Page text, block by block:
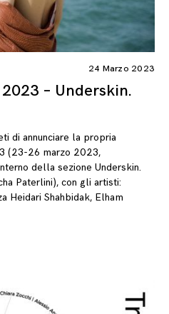
24 Marzo 2023
– Underskin.
di annunciare la propria
(23-26 marzo 2023,
della sezione Underskin.
Paterlini), con gli artisti:
Heidari Shahbidak, Elham